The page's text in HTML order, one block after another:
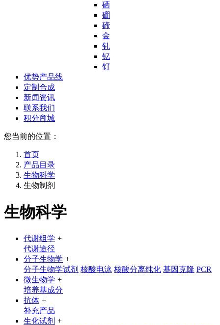
硒
硼
碲
金
钆
钇
钌
优势产品线
定制合成
新闻资讯
联系我们
积分商城
您当前的位置：
首页
产品目录
生物科学
生物制剂
生物科学
代谢组学 +
代谢途径
分子生物学 +
分子生物学试剂 核酸电泳 核酸分离纯化 基因克隆 PCR
微生物学 +
培养基成分
抗体 +
补充产品
生化试剂 +